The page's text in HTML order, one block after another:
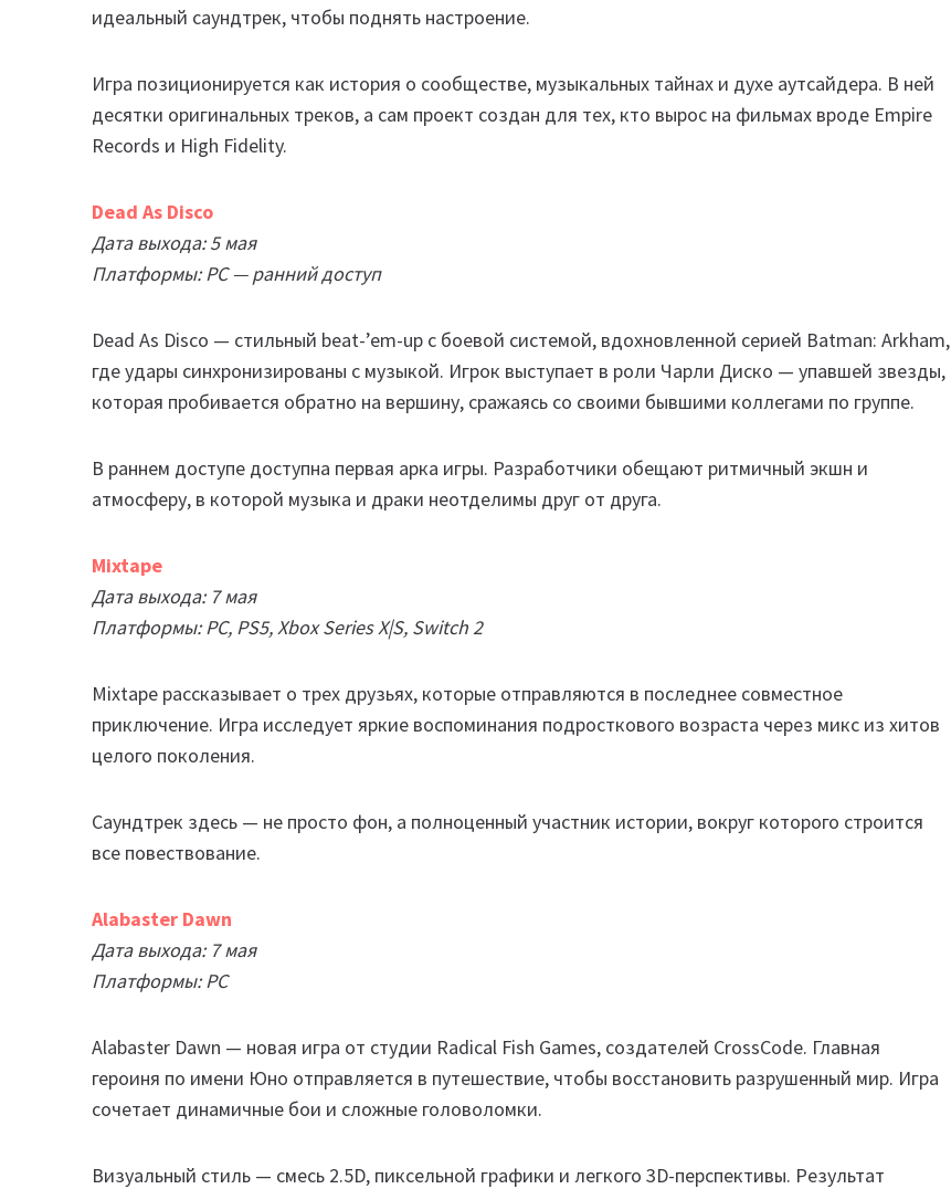
идеальный саундтрек, чтобы поднять настроение.
Игра позиционируется как история о сообществе, музыкальных тайнах и духе аутсайдера. В ней
десятки оригинальных треков, а сам проект создан для тех, кто вырос на фильмах вроде Empire
Records и High Fidelity.
Dead As Disco
Дата выхода: 5 мая
Платформы: PC — ранний доступ
Dead As Disco — стильный beat-’em-up с боевой системой, вдохновленной серией Batman: Arkham,
где удары синхронизированы с музыкой. Игрок выступает в роли Чарли Диско — упавшей звезды,
которая пробивается обратно на вершину, сражаясь со своими бывшими коллегами по группе.
В раннем доступе доступна первая арка игры. Разработчики обещают ритмичный экшн и
атмосферу, в которой музыка и драки неотделимы друг от друга.
Mixtape
Дата выхода: 7 мая
Платформы: PC, PS5, Xbox Series X|S, Switch 2
Mixtape рассказывает о трех друзьях, которые отправляются в последнее совместное
приключение. Игра исследует яркие воспоминания подросткового возраста через микс из хитов
целого поколения.
Саундтрек здесь — не просто фон, а полноценный участник истории, вокруг которого строится
все повествование.
Alabaster Dawn
Дата выхода: 7 мая
Платформы: PC
Alabaster Dawn — новая игра от студии Radical Fish Games, создателей CrossCode. Главная
героиня по имени Юно отправляется в путешествие, чтобы восстановить разрушенный мир. Игра
сочетает динамичные бои и сложные головоломки.
Визуальный стиль — смесь 2.5D, пиксельной графики и легкого 3D-перспективы. Результат